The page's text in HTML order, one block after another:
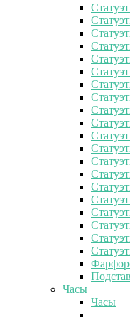
Часы
Часы